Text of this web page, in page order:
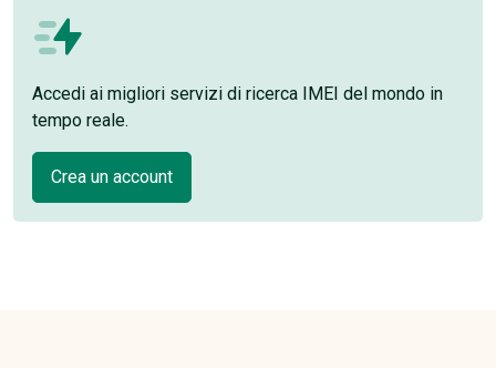
Accedi ai migliori servizi di ricerca IMEI del mondo in
tempo reale.
Crea un account